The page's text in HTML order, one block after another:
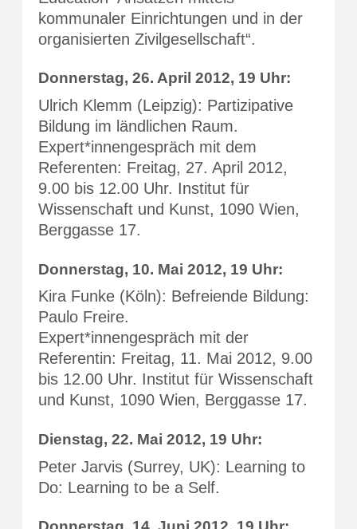
kommunaler Einrichtungen und in der
organisierten Zivilgesellschaft“.
Donnerstag, 26. April 2012, 19 Uhr:
Ulrich Klemm (Leipzig): Partizipative
Bildung im ländlichen Raum.
Expert*innengespräch mit dem
Referenten: Freitag, 27. April 2012,
9.00 bis 12.00 Uhr. Institut für
Wissenschaft und Kunst, 1090 Wien,
Berggasse 17.
Donnerstag, 10. Mai 2012, 19 Uhr:
Kira Funke (Köln): Befreiende Bildung:
Paulo Freire.
Expert*innengespräch mit der
Referentin: Freitag, 11. Mai 2012, 9.00
bis 12.00 Uhr. Institut für Wissenschaft
und Kunst, 1090 Wien, Berggasse 17.
Dienstag, 22. Mai 2012, 19 Uhr:
Peter Jarvis (Surrey, UK): Learning to
Do: Learning to be a Self.